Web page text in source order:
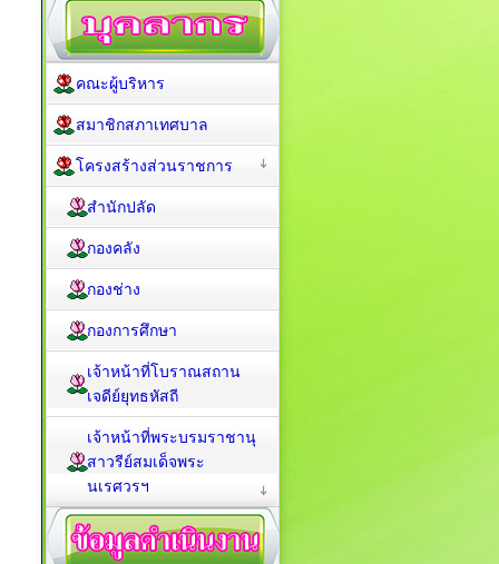
คณะผู้บริหาร
สมาชิกสภาเทศบาล
โครงสร้างส่วนราชการ
สำนักปลัด
กองคลัง
กองช่าง
กองการศึกษา
เจ้าหน้าที่โบราณสถาน
เจดีย์ยุทธหัสถี
เจ้าหน้าที่พระบรมราชานุ
สาวรีย์สมเด็จพระ
นเรศวรฯ